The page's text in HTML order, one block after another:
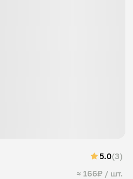
≈ 166₽ / шт.
5.0(3)